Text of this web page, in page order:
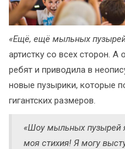
«Ещё, ещё мыльных
артистку со всех сторон. А
ребят и приводила в
новые пузырики, которые
гигантских размеров.
«Шоу мыльных пузырей
моя стихия! Я могу